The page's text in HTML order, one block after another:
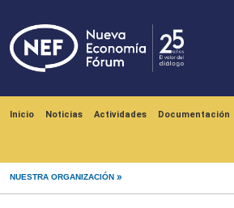
Inicio Noticias Actividades Documentación
NUESTRA ORGANIZACIÓN